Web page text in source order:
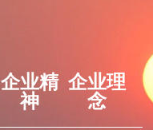
企业精
神
企业理
念